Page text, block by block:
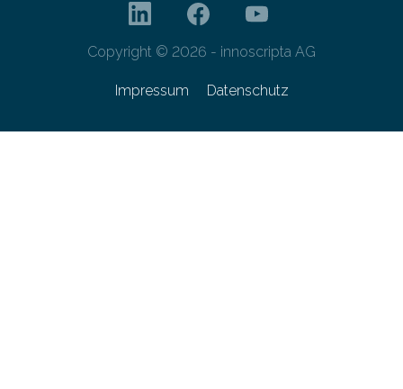
Copyright © 2026 - innoscripta AG
Impressum Datenschutz